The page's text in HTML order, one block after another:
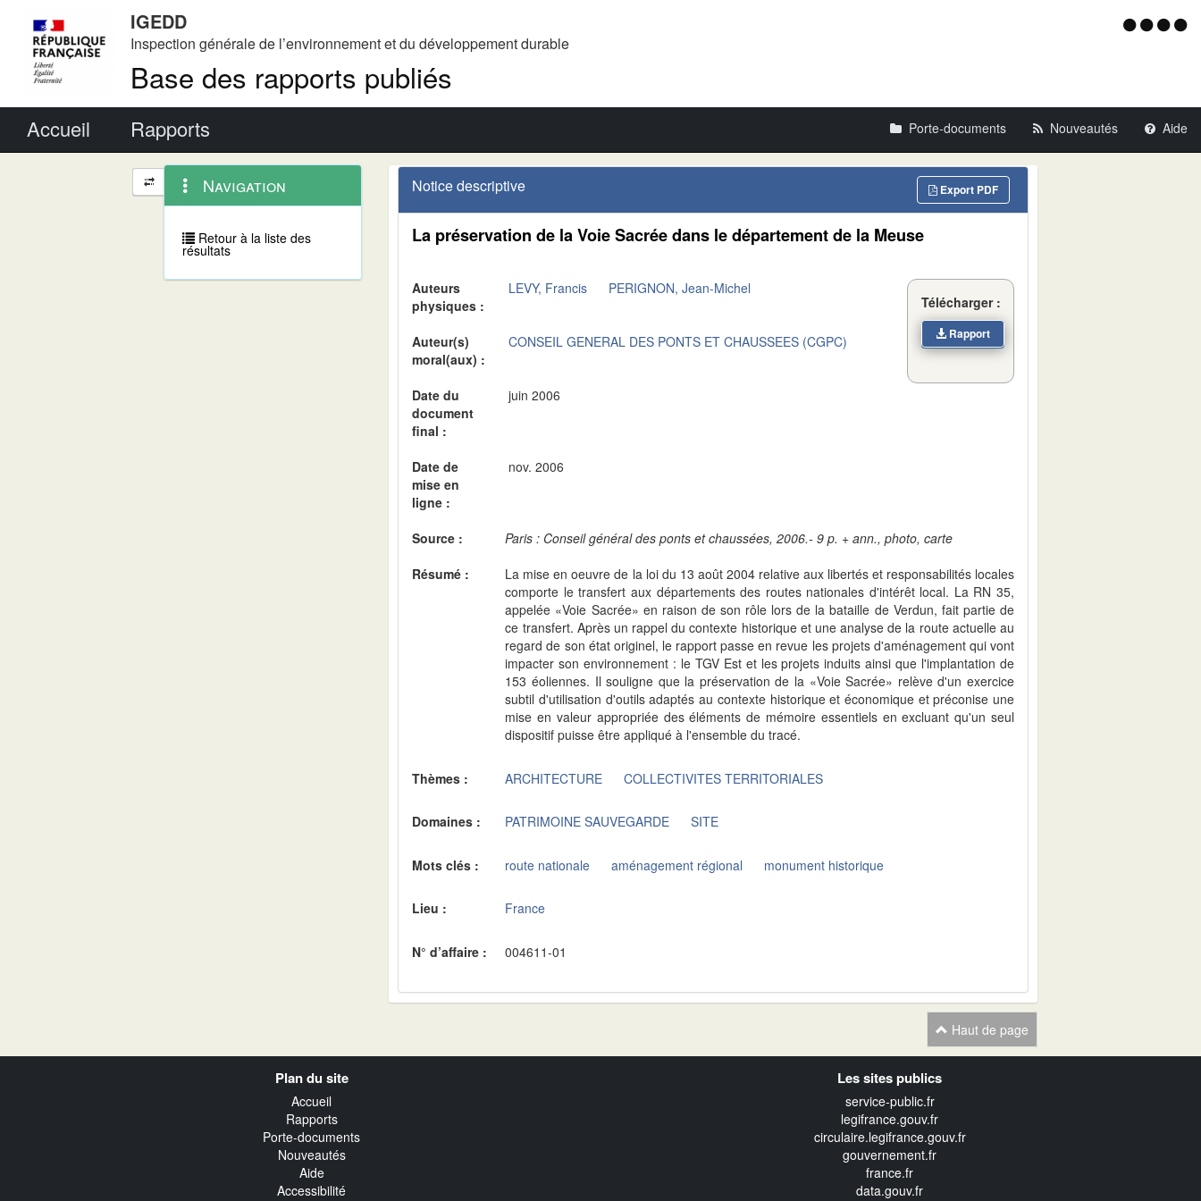
IGEDD
Inspection générale de l’environnement et du développement durable
Base des rapports publiés
Menu
Accueil Rapports Porte-documents Nouveautés Aide
Navigation
et
outils
annexes
contextuel
Navigation
Retour à la liste des
résultats
Notice descriptive Export PDF
La préservation de la Voie Sacrée dans le département de la Meuse
Auteurs
physiques :
LEVY, Francis PERIGNON, Jean-Michel
Auteur(s)
moral(aux) :
CONSEIL GENERAL DES PONTS ET CHAUSSEES (CGPC)
Date du
document
final :
juin 2006
Date de
mise en
ligne :
nov. 2006
Télécharger :
Rapport
Source :
Paris : Conseil général des ponts et chaussées, 2006.- 9 p. + ann., photo, carte
Résumé :
La mise en oeuvre de la loi du 13 août 2004 relative aux libertés et responsabilités locales
comporte le transfert aux départements des routes nationales d'intérêt local. La RN 35,
appelée «Voie Sacrée» en raison de son rôle lors de la bataille de Verdun, fait partie de
ce transfert. Après un rappel du contexte historique et une analyse de la route actuelle au
regard de son état originel, le rapport passe en revue les projets d'aménagement qui vont
impacter son environnement : le TGV Est et les projets induits ainsi que l'implantation de
153 éoliennes. Il souligne que la préservation de la «Voie Sacrée» relève d'un exercice
subtil d'utilisation d'outils adaptés au contexte historique et économique et préconise une
mise en valeur appropriée des éléments de mémoire essentiels en excluant qu'un seul
dispositif puisse être appliqué à l'ensemble du tracé.
Thèmes : ARCHITECTURE COLLECTIVITES TERRITORIALES
Domaines : PATRIMOINE SAUVEGARDE SITE
Mots clés : route nationale aménagement régional monument historique
Lieu : France
N° d’affaire : 004611-01
Haut de page
Plan du site
Accueil
Rapports
Porte-documents
Nouveautés
Aide
Accessibilité
Les sites publics
service-public.fr
legifrance.gouv.fr
circulaire.legifrance.gouv.fr
gouvernement.fr
france.fr
data.gouv.fr